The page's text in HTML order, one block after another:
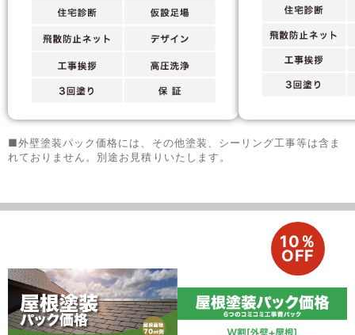
■外壁塗装パック価格には、その他塗装、シーリング工事等は含ま
れておりません。別途お見積りいたします。
10％
OFF